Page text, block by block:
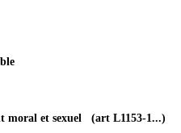
moral et sexuel (art L1153-1...)